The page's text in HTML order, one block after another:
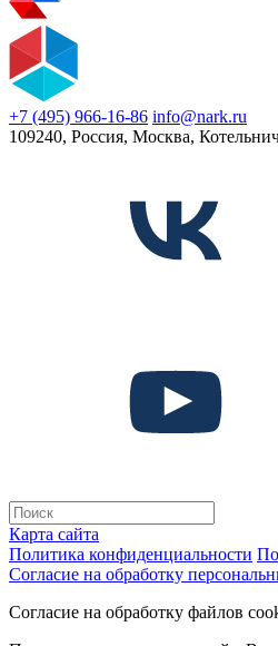
+7 (495) 966-16-86 info@nark.ru
109240, Россия, Москва,
Карта сайта
Политика конфиденциальности
Согласие на обработку
Согласие на обработку файлов